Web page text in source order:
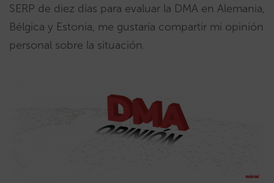
SERP de diez días para evaluar la DMA en Alemania,
Bélgica y Estonia, me gustaría compartir mi opinión
personal sobre la situación.